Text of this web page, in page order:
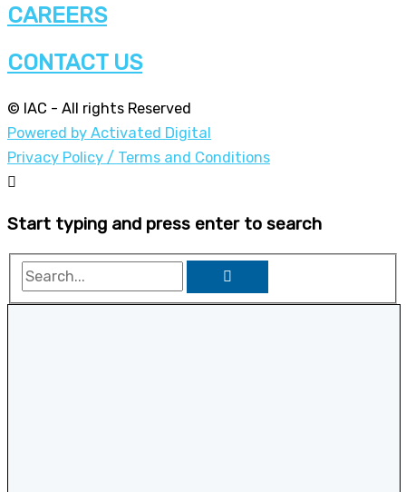
CAREERS
CONTACT US
© IAC - All rights Reserved
Powered by Activated Digital
Privacy Policy / Terms and Conditions
Start typing and press enter to search